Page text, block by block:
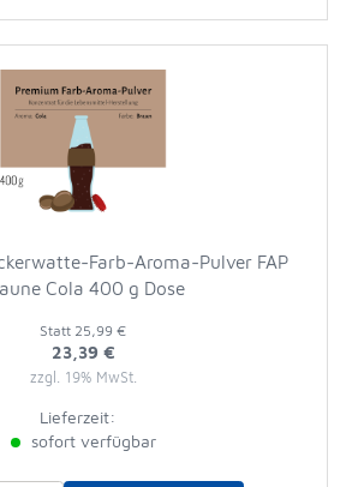
Farb-Aroma-Pulver FAP
Cola 400 g Dose
Statt 25,99 €
23,39 €
zzgl. 19% MwSt.
Lieferzeit:
sofort verfügbar